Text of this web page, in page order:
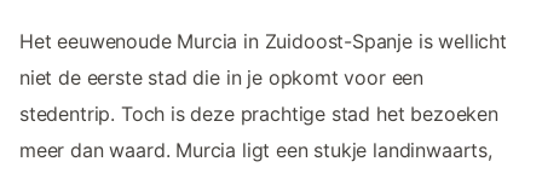
Het eeuwenoude Murcia in Zuidoost-Spanje is wellicht
niet de eerste stad die in je opkomt voor een
stedentrip. Toch is deze prachtige stad het bezoeken
meer dan waard. Murcia ligt een stukje landinwaarts,